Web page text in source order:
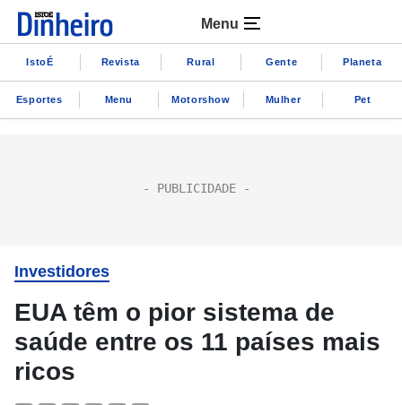
Menu
IstoÉ Revista Rural Gente Planeta
Esportes Menu Motorshow Mulher Pet
Investidores
EUA têm o pior sistema de
saúde entre os 11 países mais
ricos